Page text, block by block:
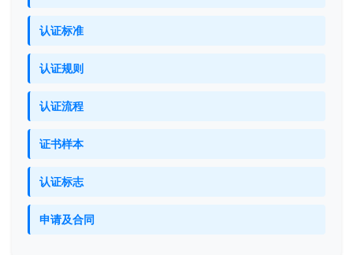
认证标准
认证规则
认证流程
证书样本
认证标志
申请及合同